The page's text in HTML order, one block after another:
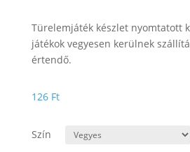
Türelemjáték készlet nyomtatott
játékok vegyesen kerülnek
értendő.
126 Ft
Szín